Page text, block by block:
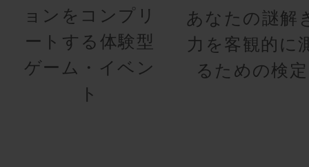
ョンをコンプリ
ートする体験型
ゲーム・イベン
ト
あなたの謎解
力を客観的に
るための検定